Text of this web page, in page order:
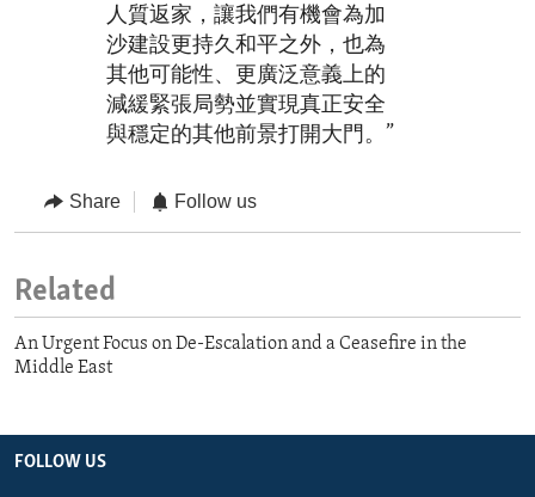
人質返家，讓我們有機會為加
沙建設更持久和平之外，也為
其他可能性、更廣泛意義上的
減緩緊張局勢並實現真正安全
與穩定的其他前景打開大門。”
Share Follow us
Related
An Urgent Focus on De-Escalation and a Ceasefire in the
Middle East
FOLLOW US